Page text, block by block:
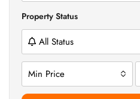
Property Status
All Status
Min Price